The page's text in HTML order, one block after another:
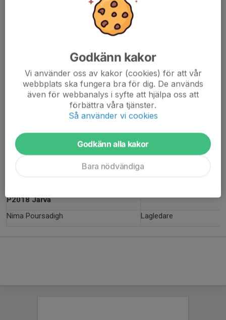
Jason Orfanidis
Lagledare
Lagledare
P17 - Svart/Vit
Tränare
P2018 Järva
Nima Poursadigh
Lagledare
Godkänn kakor
Vi använder oss av kakor (cookies) för att vår
webbplats ska fungera bra för dig. De används
även för webbanalys i syfte att hjälpa oss att
förbättra våra tjänster.
Så använder vi cookies
Godkänn alla kakor
Bara nödvändiga